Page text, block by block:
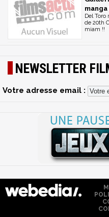
Del
de 20th
miam !!
NEWSLETTER
Votre adresse email :